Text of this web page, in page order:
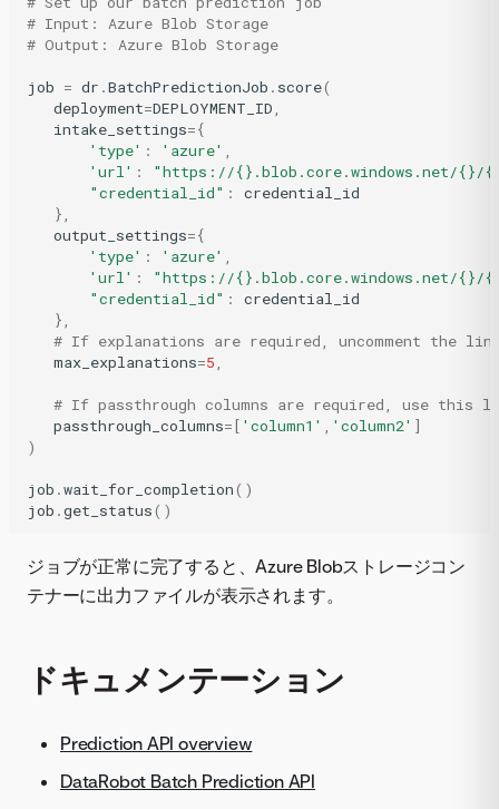
# Input: Azure Blob Storage
# Output: Azure Blob Storage
job = dr .BatchPredictionJob . score(
deployment=DEPLOYMENT_ID,
intake_settings={
'type' : 'azure' ,
'url' : "https://{} .blob.core.windows.net/{}/
"credential_id" :
credential_id
},
output_settings={
'type' : 'azure' ,
'url' : "https://{} .blob.core.windows.net/{}/
"credential_id" :
credential_id
},
# If explanations are required, uncomment the
max_explanations=5,
# If passthrough columns are required, use this
passthrough_columns=[ 'column1' , 'column2' ]
)
job .wait_for_completion()
job .get_status()
ジョブが正常に完了すると、Azure Blobストレージコン
テナーに出力ファイルが表示されます。
ドキュメンテーション
Prediction API overview
DataRobot Batch Prediction API